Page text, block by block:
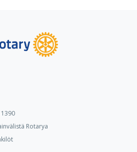
Rotarya